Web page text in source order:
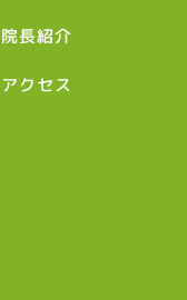
院長紹介
アクセス